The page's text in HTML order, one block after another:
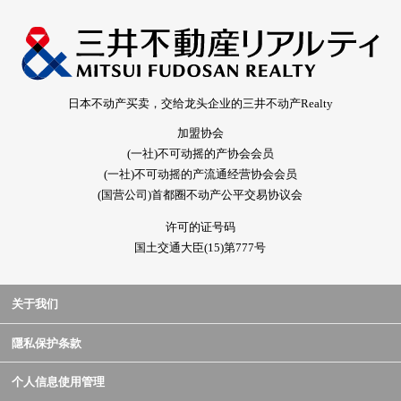
日本不动产买卖，交给龙头企业的三井不动产Realty
加盟协会
(一社)不可动摇的产协会会员
(一社)不可动摇的产流通经营协会会员
(国营公司)首都圈不动产公平交易协议会
许可的证号码
国土交通大臣(15)第777号
关于我们
隱私保护条款
个人信息使用管理